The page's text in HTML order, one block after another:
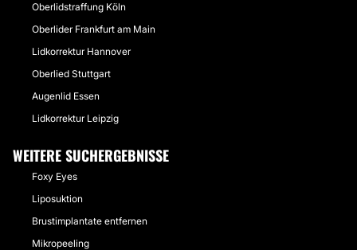
Oberlidstraffung Köln
Oberlider Frankfurt am Main
Lidkorrektur Hannover
Oberlied Stuttgart
Augenlid Essen
Lidkorrektur Leipzig
WEITERE SUCHERGEBNISSE
Foxy Eyes
Liposuktion
Brustimplantate entfernen
Mikropeeling